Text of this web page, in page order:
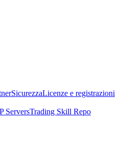
SicurezzaLicenze e registrazioni
ServersTrading Skill Repo